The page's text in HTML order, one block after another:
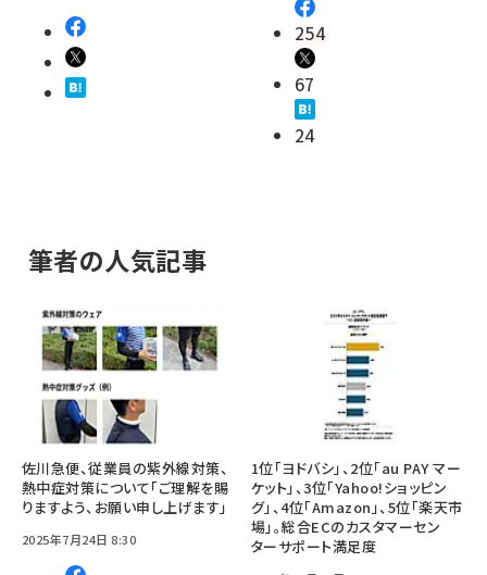
254
67
24
筆者の人気記事
佐川急便、従業員の紫外線対策、
熱中症対策について「ご理解を賜
りますよう、お願い申し上げます」
2025年7月24日 8:30
1位「ヨドバシ」、2位「au PAY マー
ケット」、3位「Yahoo!ショッピン
グ」、4位「Amazon」、5位「楽天市
場」。総合ECのカスタマーセン
ターサポート満足度